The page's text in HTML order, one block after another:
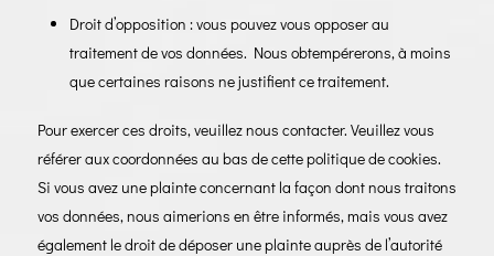
Droit d’opposition : vous pouvez vous opposer au
traitement de vos données. Nous obtempérerons, à moins
que certaines raisons ne justifient ce traitement.
Pour exercer ces droits, veuillez nous contacter. Veuillez vous
référer aux coordonnées au bas de cette politique de cookies.
Si vous avez une plainte concernant la façon dont nous traitons
vos données, nous aimerions en être informés, mais vous avez
également le droit de déposer une plainte auprès de l’autorité